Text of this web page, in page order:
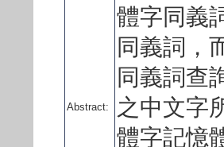
Abstract:
體字同義
同義詞，
同義詞查
之中文字
體字記憶